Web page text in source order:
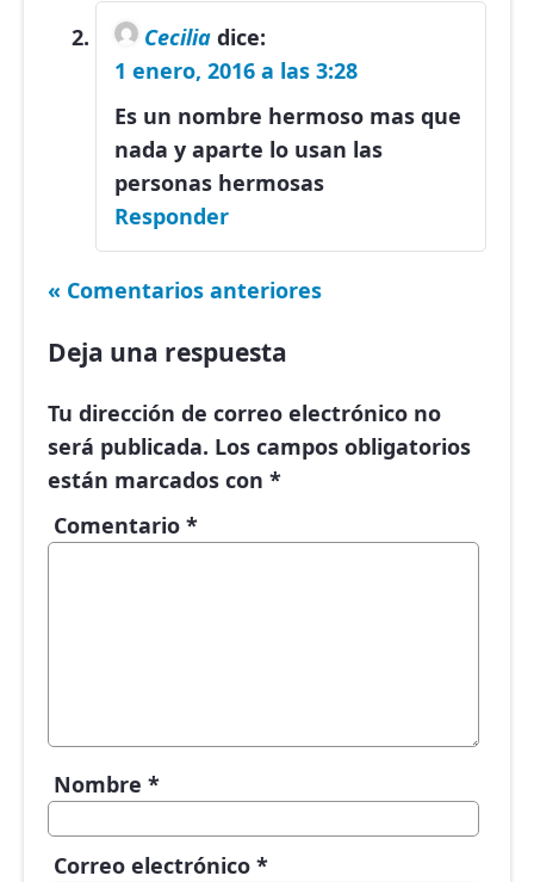
Cecilia dice:
1 enero, 2016 a las 3:28
Es un nombre hermoso mas que
nada y aparte lo usan las
personas hermosas
Responder
« Comentarios anteriores
Deja una respuesta
Tu dirección de correo electrónico no
será publicada. Los campos obligatorios
están marcados con *
Comentario *
Nombre *
Correo electrónico *